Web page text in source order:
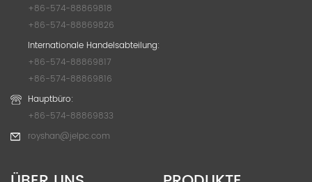
+86-574-88869818
+86-574-88869826
Internationale Handelsabteilung:
+86-574-88869817
+86-574-88869816
Hauptbüro:
+86-574-88869833
royshan@jelpc.com